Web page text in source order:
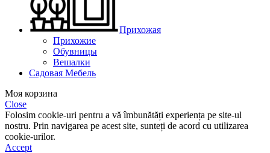
Прихожая
Прихожие
Обувницы
Вешалки
Садовая Мебель
Моя корзина
Close
Folosim cookie-uri pentru a vă îmbunătăți experiența pe site-ul
nostru. Prin navigarea pe acest site, sunteți de acord cu utilizarea
cookie-urilor.
Accept